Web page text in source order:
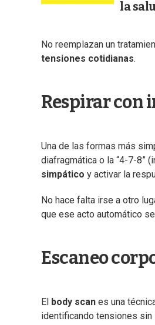
la
No reemplazan un
tensiones cotidianas.
Respirar con
Una de las formas más
diafragmática o la “4-7-8”
simpático y activar la
No hace falta irse a otro
que ese acto automático
Escaneo
El body scan es una
identificando tensiones sin